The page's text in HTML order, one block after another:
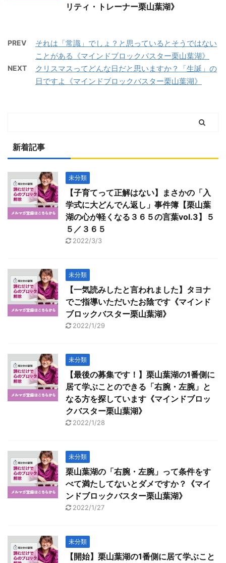
リティ・トレーナー栗山葉湖》
PREV
それは「常識」でしょ？と思っているとそうではない
ことがある《マインドブロックバスター栗山葉湖》
NEXT
クリスマスってどんな日だと思いますか？「生誕」の
日ですよ《マインドブロックバスター栗山葉湖》
新着記事
未分類
【子育てって正解はない】まさかの「入
学式に大どんでん返し」事件簿【栗山葉
湖の心が軽くなる３６５の言葉vol.3】５
５／３６５
2022/3/3
未分類
【一気読みしたと言われました】タヨナ
でご指導いただいたお陰です《マインド
ブロックバスター栗山葉湖》
2022/1/29
未分類
【最後の募集です！】栗山葉湖の1番側に
居て学ぶことのできる「右腕・左腕」と
なる方を探しています《マインドブロッ
クバスター栗山葉湖》
2022/1/28
未分類
栗山葉湖の「右腕・左腕」って条件をす
べて満たしてないとダメですか？《マイ
ンドブロックバスター栗山葉湖》
2022/1/27
未分類
【開始】栗山葉湖の1番側に居て学ぶこと